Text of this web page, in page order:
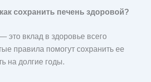
сохранить печень здоровой?
это вклад в здоровье всего
правила помогут сохранить ее
на долгие годы.